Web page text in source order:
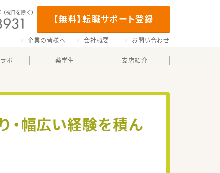
【無料】転職サポート登録
（祝日を除く）
企業の皆様へ 会社概要 お問い合わせ
ボ 薬学生 支店紹介
・幅広い経験を積ん